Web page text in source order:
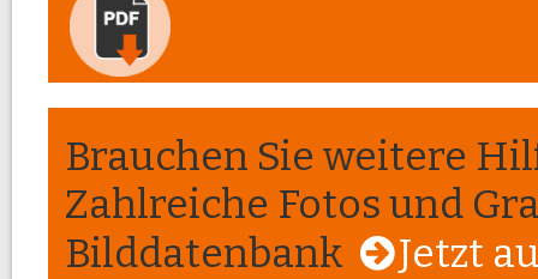
Brauchen Sie weitere
Zahlreiche Fotos und
Bilddatenbank
Jetzt